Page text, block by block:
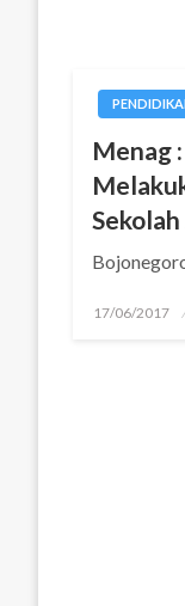
Menag
Posted
17/06/2017